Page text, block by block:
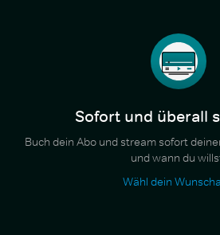
Sofort und überall
Buch dein Abo und stream sofort
und wann du
Wähl dein